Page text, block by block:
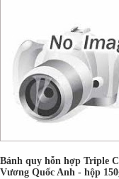
Bánh quy hỗn hợp Triple
Vương Quốc Anh - hộp